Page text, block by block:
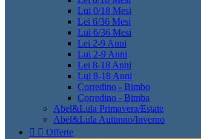
Lui 0/18 Mesi
Lei 6/36 Mesi
Lui 6/36 Mesi
Lei 2-9 Anni
Lui 2-9 Anni
Lei 8-18 Anni
Lui 8-18 Anni
Corredino - Bimbo
Corredino - Bimba
Abel&Lula Primavera/Estate
Abel&Lula Autunno/Inverno
  Offerte